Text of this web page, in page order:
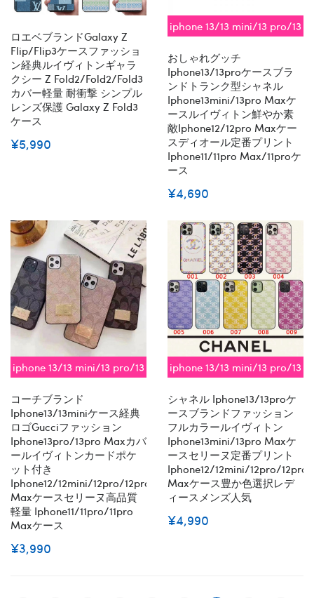
ロエベブランドGalaxy Z
Flip/Flip3ケースファッショ
ン経典ルイヴィトンギャラ
クシー Z Fold2/Fold2/Fold3
カバー軽量 耐衝撃 シンプル
レンズ保護 Galaxy Z Fold3
ケース
¥5,990
iphone 13/13 mini/13 pro/13
おしゃれグッチ
Iphone13/13proケースブラ
ンドトランク型シャネル
Iphone13mini/13pro Maxケ
ースルイヴィトン鮮やか素
敵iphone12/12pro Maxケー
スディオール定番プリント
Iphone11/11pro Max/11proケ
ース
¥4,690
iphone 13/13 mini/13 pro/13
コーチブランド
Iphone13/13miniケース経典
ロゴGucciファッション
Iphone13pro/13pro Maxカバ
ールイヴィトンカードポケ
ット付き
Iphone12/12mini/12pro/12pro
Maxケースセリーヌ高品質
軽量 Iphone11/11pro/11pro
Maxケース
¥3,990
iphone 13/13 mini/13 pro/13
シャネル Iphone13/13proケ
ースブランドファッション
フルカラールイヴィトン
Iphone13mini/13pro Maxケ
ースセリーヌ定番プリント
Iphone12/12mini/12pro/12pro
Maxケース豊か色選択レデ
ィースメンズ人気
¥4,990